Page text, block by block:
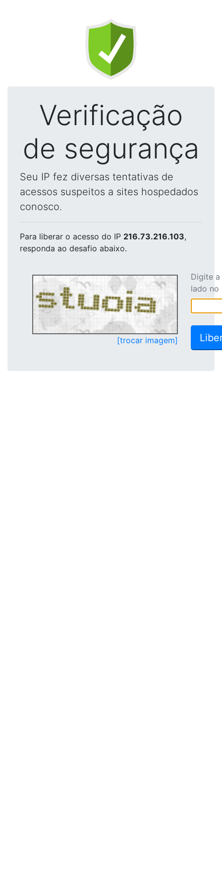
Verificação
de segurança
Seu IP fez diversas tentativas de
acessos suspeitos a sites hospedados
conosco.
Para liberar o acesso do IP 216.73.216.103,
responda ao desafio abaixo.
[trocar imagem]
Digite
lado no